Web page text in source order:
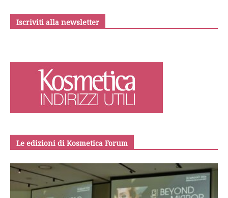
Iscriviti alla newsletter
Le edizioni di Kosmetica Forum